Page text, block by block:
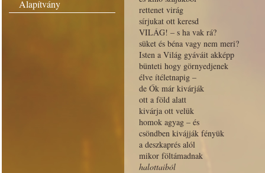
Alapítvány
rettenet virág
sírjukat ott keresd
VILÁG! – s ha vak rá?
süket és béna vagy nem meri?
Isten a Világ gyáváit akképp
bünteti hogy görnyedjenek
élve ítéletnapig –
de Ők már kivárják
ott a föld alatt
kivárja ott velük
homok agyag – és
csöndben kivájják fényük
a deszkaprés alól
mikor föltámadnak
halottaiból